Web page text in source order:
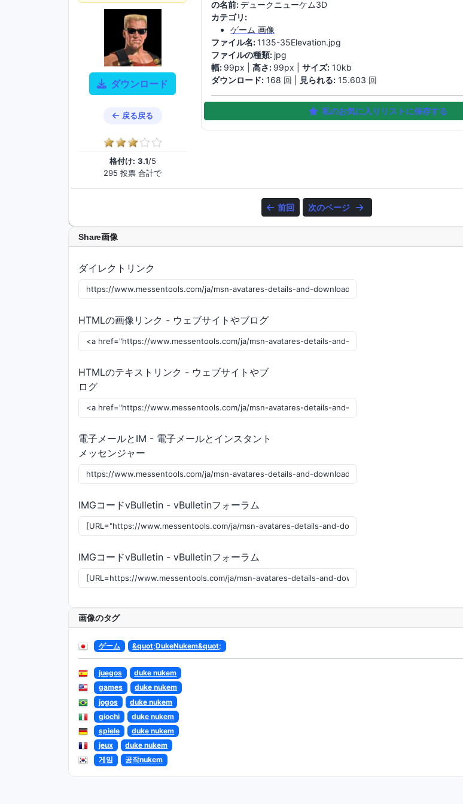
ダウンロード
戻る戻る
格付け: 3.1/5
295 投票 合計で
の名前:デュークニューケム3D
カテゴリ:
ゲーム 画像
ファイル名:1135-35Elevation.jpg
ファイルの種類: jpg
幅: 99px |高さ: 99px |サイズ: 10kb
ダウンロード: 168 回 | 見られる: 15.603 回
私のお気に入りリストに保存する
前回 次のページ
Share画像
ダイレクトリンク
HTMLの画像リンク - ウェブサイトやブログ
HTMLのテキストリンク - ウェブサイトやブ
ログ
電子メールとIM - 電子メールとインスタント
メッセンジャー
IMGコードvBulletin - vBulletinフォーラム
IMGコードvBulletin - vBulletinフォーラム
画像のタグ
ゲーム &quot;DukeNukem&quot;
juegos
duke nukem
games
duke nukem
jogos
duke nukem
giochi
duke nukem
spiele
duke nukem
jeux
duke nukem
게임
공작nukem